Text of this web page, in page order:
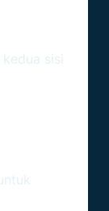
sisi